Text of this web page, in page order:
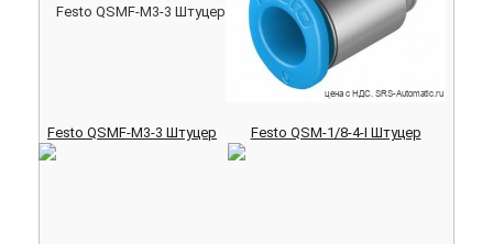
Festo QSMF-M3-3 Штуцер Festo QSM-1/8-4-I Штуцер